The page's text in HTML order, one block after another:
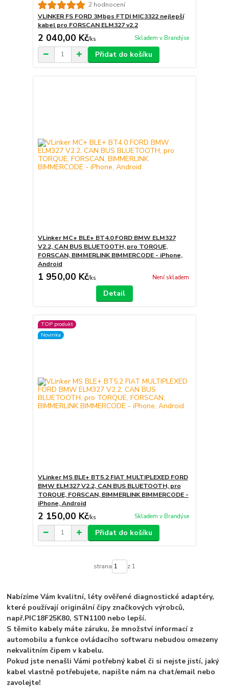
2 hodnocení
VLINKER FS FORD 3Mbps FTDI MIC3322 nejlepší
kabel pro FORSCAN ELM327 v2.2
2 040,00 Kč/ks Skladem v Brandýse
Přidat do košíku
VLinker MC+ BLE+ BT4.0 FORD BMW ELM327
V2.2, CAN BUS BLUETOOTH, pro TORQUE,
FORSCAN, BIMMERLINK BIMMERCODE - iPhone,
Android
1 950,00 Kč/ks Není skladem
Detail
TOP produkt
Novinka
VLinker MS BLE+ BT5.2 FIAT MULTIPLEXED FORD
BMW ELM327 V2.2, CAN BUS BLUETOOTH, pro
TORQUE, FORSCAN, BIMMERLINK BIMMERCODE -
iPhone, Android
2 150,00 Kč/ks Skladem v Brandýse
Přidat do košíku
strana z 1
Nabízíme Vám kvalitní, léty ověřené diagnostické adaptéry,
které používají originální čipy značkových výrobců,
např.PIC18F25K80, STN1100 nebo lepší.
S těmito kabely máte záruku, že množství informací z
automobilu a funkce ovládacího softwaru nebudou omezeny
nekvalitním čipem v kabelu.
Pokud jste nenašli Vámi potřebný kabel či si nejste jistí, jaký
kabel vlastně potřebujete, napište nám na chat/email nebo
zavolejte!